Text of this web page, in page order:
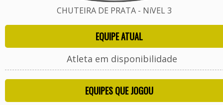
CHUTEIRA DE PRATA - NíVEL 3
EQUIPE ATUAL
Atleta em disponibilidade
EQUIPES QUE JOGOU